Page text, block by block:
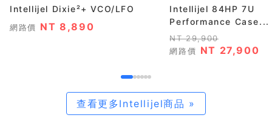
Intellijel Dixie²+ VCO/LFO
網路價 NT 8,890
Intellijel 84HP 7U
Performance Case...
NT 29,900
網路價 NT 27,900
查看更多Intellijel商品 »